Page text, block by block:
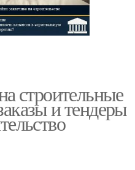
строительные
и тендеры